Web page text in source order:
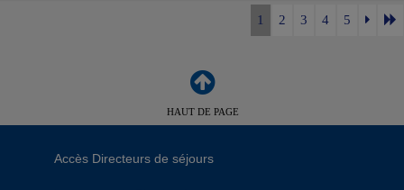
1 2 3 4 5
HAUT DE PAGE
Accès Directeurs de séjours